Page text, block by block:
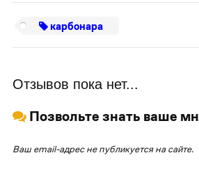
карбонара
Отзывов пока нет...
Позвольте знать ваше
Ваш email-адрес не публикуется на сайте.